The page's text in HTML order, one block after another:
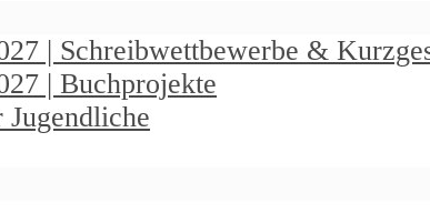
| Schreibwettbewerbe &
| Buchprojekte